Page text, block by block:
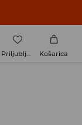
Priljubljene Košarica